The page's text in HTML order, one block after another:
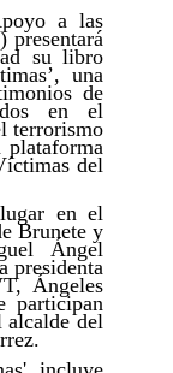
a las
presentará
su libro
una
de
en el
terrorismo
plataforma
del
en el
Brunete y
Ángel
presidenta
Ángeles
participan
del